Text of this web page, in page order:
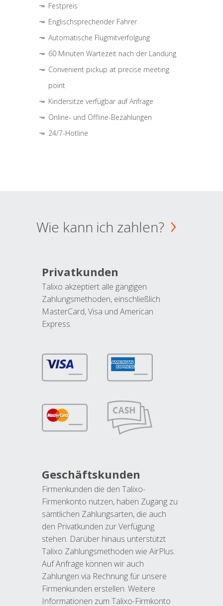
Festpreis
Englischsprechender Fahrer
Automatische Flugmitverfolgung
60 Minuten Wartezeit nach der Landung
Convenient pickup at precise meeting
point
Kindersitze verfügbar auf Anfrage
Online- und Offline-Bezahlungen
24/7-Hotline
Wie kann ich zahlen?
Privatkunden
Talixo akzeptiert alle gängigen
Zahlungsmethoden, einschließlich
MasterCard, Visa und American
Express.
Geschäftskunden
Firmenkunden die den Talixo-
Firmenkonto nutzen, haben Zugang zu
sämtlichen Zahlungsarten, die auch
den Privatkunden zur Verfügung
stehen. Darüber hinaus unterstützt
Talixo Zahlungsmethoden wie AirPlus.
Auf Anfrage können wir auch
Zahlungen via Rechnung für unsere
Firmenkunden erstellen. Weitere
Informationen zum Talixo-Firmkonto